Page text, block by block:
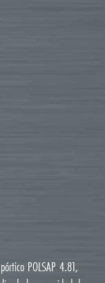
POLSAP 4.81,